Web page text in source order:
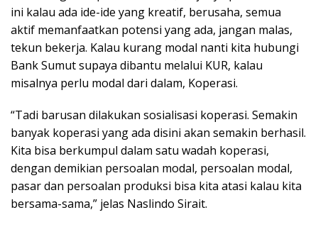
ini kalau ada ide-ide yang kreatif, berusaha, semua
aktif memanfaatkan potensi yang ada, jangan malas,
tekun bekerja. Kalau kurang modal nanti kita hubungi
Bank Sumut supaya dibantu melalui KUR, kalau
misalnya perlu modal dari dalam, Koperasi.
“Tadi barusan dilakukan sosialisasi koperasi. Semakin
banyak koperasi yang ada disini akan semakin berhasil.
Kita bisa berkumpul dalam satu wadah koperasi,
dengan demikian persoalan modal, persoalan modal,
pasar dan persoalan produksi bisa kita atasi kalau kita
bersama-sama,” jelas Naslindo Sirait.